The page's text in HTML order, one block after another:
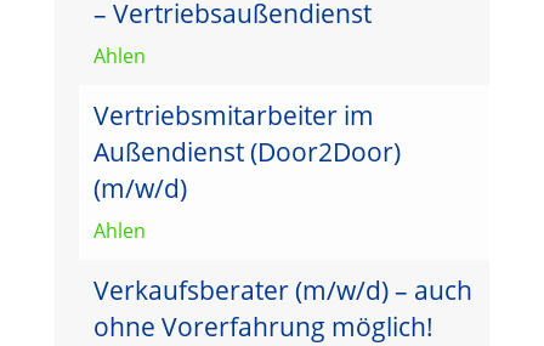
– Vertriebsaußendienst
Ahlen
Vertriebsmitarbeiter im
Außendienst (Door2Door)
(m/w/d)
Ahlen
Verkaufsberater (m/w/d) – auch
ohne Vorerfahrung möglich!